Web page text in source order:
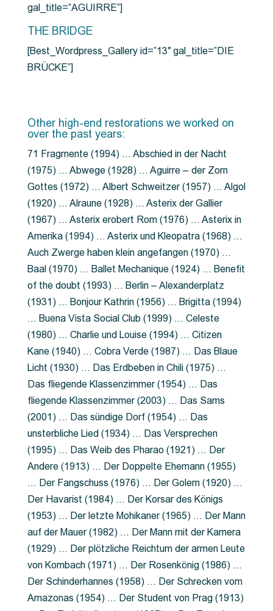
gal_title=”AGUIRRE”]
THE BRIDGE
[Best_Wordpress_Gallery id=”13″ gal_title=”DIE
BRÜCKE”]
Other high-end restorations we worked on
over the past years:
71 Fragmente (1994) … Abschied in der Nacht
(1975) … Abwege (1928) … Aguirre – der Zorn
Gottes (1972) … Albert Schweitzer (1957) … Algol
(1920) … Alraune (1928) … Asterix der Gallier
(1967) … Asterix erobert Rom (1976) … Asterix in
Amerika (1994) … Asterix und Kleopatra (1968) …
Auch Zwerge haben klein angefangen (1970) …
Baal (1970) … Ballet Mechanique (1924) … Benefit
of the doubt (1993) … Berlin – Alexanderplatz
(1931) … Bonjour Kathrin (1956) … Brigitta (1994)
… Buena Vista Social Club (1999) … Celeste
(1980) … Charlie und Louise (1994) … Citizen
Kane (1940) … Cobra Verde (1987) … Das Blaue
Licht (1930) … Das Erdbeben in Chili (1975) …
Das fliegende Klassenzimmer (1954) … Das
fliegende Klassenzimmer (2003) … Das Sams
(2001) … Das sündige Dorf (1954) … Das
unsterbliche Lied (1934) … Das Versprechen
(1995) … Das Weib des Pharao (1921) … Der
Andere (1913) … Der Doppelte Ehemann (1955)
… Der Fangschuss (1976) … Der Golem (1920) …
Der Havarist (1984) … Der Korsar des Königs
(1953) … Der letzte Mohikaner (1965) … Der Mann
auf der Mauer (1982) … Der Mann mit der Kamera
(1929) … Der plötzliche Reichtum der armen Leute
von Kombach (1971) … Der Rosenkönig (1986) …
Der Schinderhannes (1958) … Der Schrecken vom
Amazonas (1954) … Der Student von Prag (1913)